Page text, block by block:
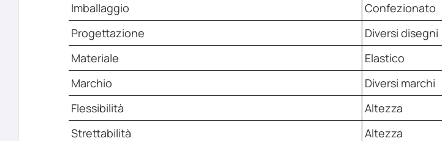
Imballaggio
Confezionato
Progettazione
Diversi disegni
Materiale
Elastico
Marchio
Diversi marchi
Flessibilità
Altezza
Strettabilità
Altezza